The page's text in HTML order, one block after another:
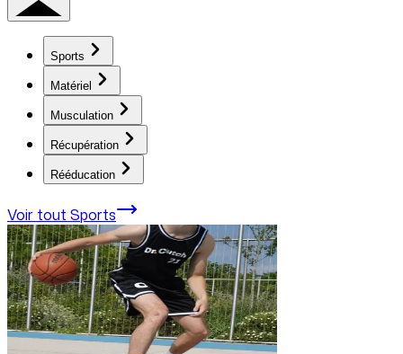
Sports
Matériel
Musculation
Récupération
Rééducation
Voir tout Sports